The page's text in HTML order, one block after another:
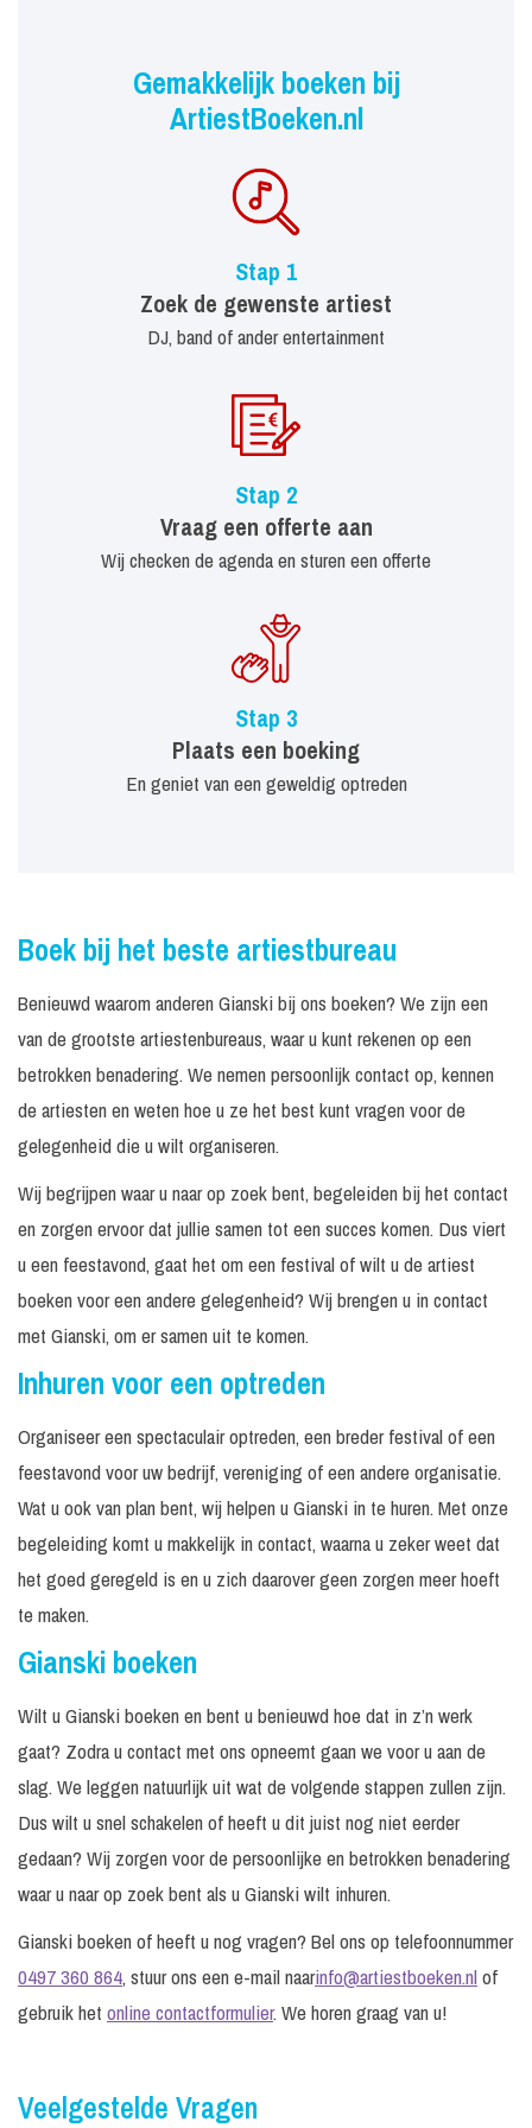
Gemakkelijk boeken bij
ArtiestBoeken.nl
Stap 1
Zoek de gewenste artiest
DJ, band of ander entertainment
Stap 2
Vraag een offerte aan
Wij checken de agenda en sturen een offerte
Stap 3
Plaats een boeking
En geniet van een geweldig optreden
Boek bij het beste artiestbureau
Benieuwd waarom anderen Gianski bij ons boeken? We zijn een
van de grootste artiestenbureaus, waar u kunt rekenen op een
betrokken benadering. We nemen persoonlijk contact op, kennen
de artiesten en weten hoe u ze het best kunt vragen voor de
gelegenheid die u wilt organiseren.
Wij begrijpen waar u naar op zoek bent, begeleiden bij het contact
en zorgen ervoor dat jullie samen tot een succes komen. Dus viert
u een feestavond, gaat het om een festival of wilt u de artiest
boeken voor een andere gelegenheid? Wij brengen u in contact
met Gianski, om er samen uit te komen.
Inhuren voor een optreden
Organiseer een spectaculair optreden, een breder festival of een
feestavond voor uw bedrijf, vereniging of een andere organisatie.
Wat u ook van plan bent, wij helpen u Gianski in te huren. Met onze
begeleiding komt u makkelijk in contact, waarna u zeker weet dat
het goed geregeld is en u zich daarover geen zorgen meer hoeft
te maken.
Gianski boeken
Wilt u Gianski boeken en bent u benieuwd hoe dat in z’n werk
gaat? Zodra u contact met ons opneemt gaan we voor u aan de
slag. We leggen natuurlijk uit wat de volgende stappen zullen zijn.
Dus wilt u snel schakelen of heeft u dit juist nog niet eerder
gedaan? Wij zorgen voor de persoonlijke en betrokken benadering
waar u naar op zoek bent als u Gianski wilt inhuren.
Gianski boeken of heeft u nog vragen? Bel ons op telefoonnummer
0497 360 864, stuur ons een e-mail naarinfo@artiestboeken.nlof
gebruik het online contactformulier. We horen graag van u!
Veelgestelde Vragen